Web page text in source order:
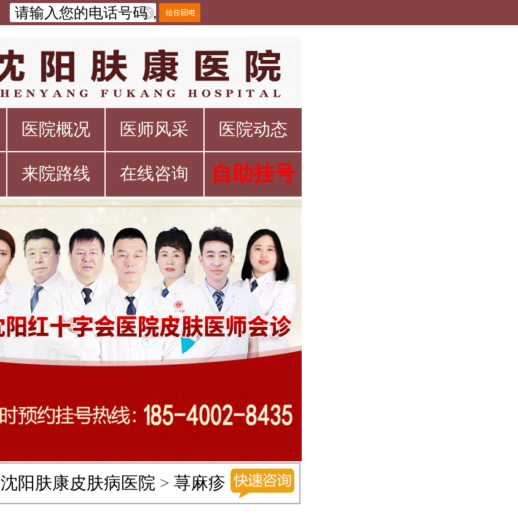
医院概况 医师风采 医院动态
来院路线 在线咨询 自助挂号
沈阳肤康皮肤病医院 > 荨麻疹